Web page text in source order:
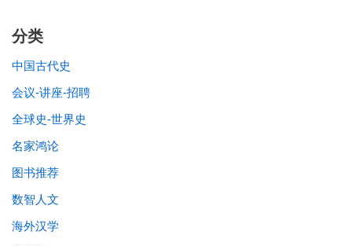
分类
中国古代史
会议-讲座-招聘
全球史-世界史
名家鸿论
图书推荐
数智人文
海外汉学